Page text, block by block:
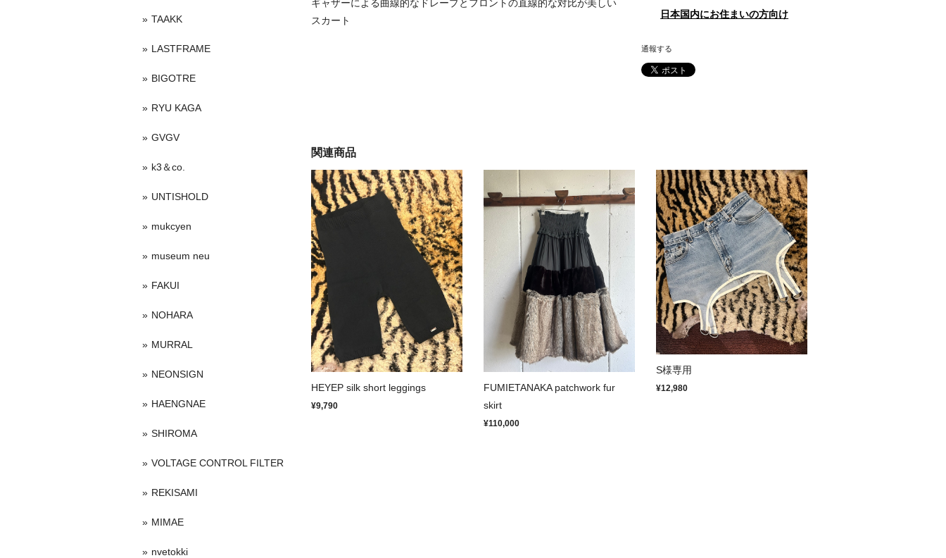
ギャザーによる曲線的なドレープとフロントの直線的な対比が美しい
スカート
日本国内にお住まいの方向け
通報する
関連商品
HEYEP silk short leggings
¥9,790
FUMIETANAKA patchwork fur
skirt
¥110,000
S様専用
¥12,980
TAAKK
LASTFRAME
BIGOTRE
RYU KAGA
GVGV
k3＆co.
UNTISHOLD
mukcyen
museum neu
FAKUI
NOHARA
MURRAL
NEONSIGN
HAENGNAE
SHIROMA
VOLTAGE CONTROL FILTER
REKISAMI
MIMAE
nvetokki